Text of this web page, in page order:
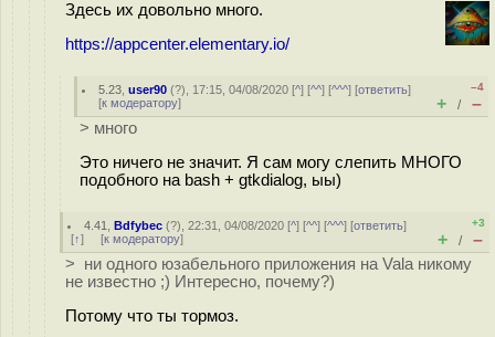
Здесь их довольно много.
https://appcenter.elementary.io/
5.23 ,user90 (?), 17:15, 04/08/2020 [^] [^^] [^^^] [ответить]
[к модератору]
–4
+ / –
> много
Это ничего не значит. Я сам могу слепить МНОГО
подобного на bash + gtkdialog, ыы)
4.41 ,Bdfybec (?), 22:31, 04/08/2020 [^] [^^] [^^^] [ответить]
[↑] [к модератору]
+3
+ / –
> ни одного юзабельного приложения на Vala никому
не известно ;) Интересно, почему?)
Потому что ты тормоз.